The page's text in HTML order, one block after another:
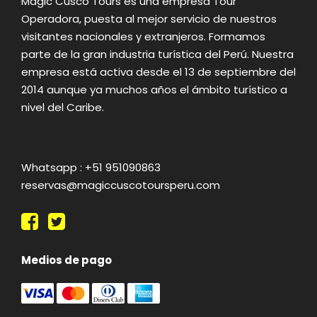
Operadora, puesta al mejor servicio de nuestros
visitantes nacionales y extranjeros. Formamos
parte de la gran industria turística del Perú. Nuestra
empresa está activa desde el 13 de septiembre del
2014 aunque ya muchos años el ámbito turístico a
nivel del Caribe.
Whatsapp : +51 951090863
reservas@magiccuscotoursperu.com
Medios de pago